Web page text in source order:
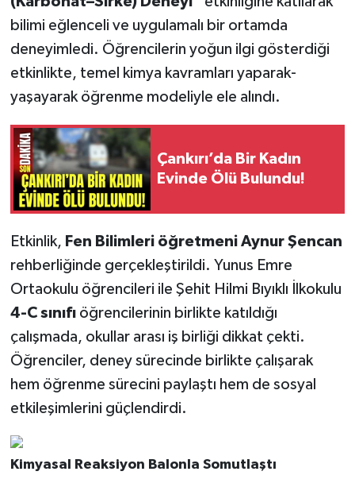
bilimi eğlenceli ve uygulamalı bir ortamda
deneyimledi. Öğrencilerin yoğun ilgi gösterdiği
etkinlikte, temel kimya kavramları yaparak-
yaşayarak öğrenme modeliyle ele alındı.
Çankırı’da Bir Kadın
Evinde Ölü Bulundu!
Etkinlik, Fen Bilimleri öğretmeni Aynur Şencan
rehberliğinde gerçekleştirildi. Yunus Emre
Ortaokulu öğrencileri ile Şehit Hilmi Bıyıklı İlkokulu
4-C sınıfıöğrencilerinin birlikte katıldığı
çalışmada, okullar arası iş birliği dikkat çekti.
Öğrenciler, deney sürecinde birlikte çalışarak
hem öğrenme sürecini paylaştı hem de sosyal
etkileşimlerini güçlendirdi.
Kimyasal Reaksiyon Balonla Somutlaştı